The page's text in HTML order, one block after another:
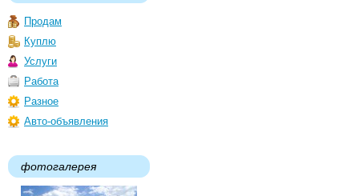
Продам
Куплю
Услуги
Работа
Разное
Авто-объявления
фотогалерея